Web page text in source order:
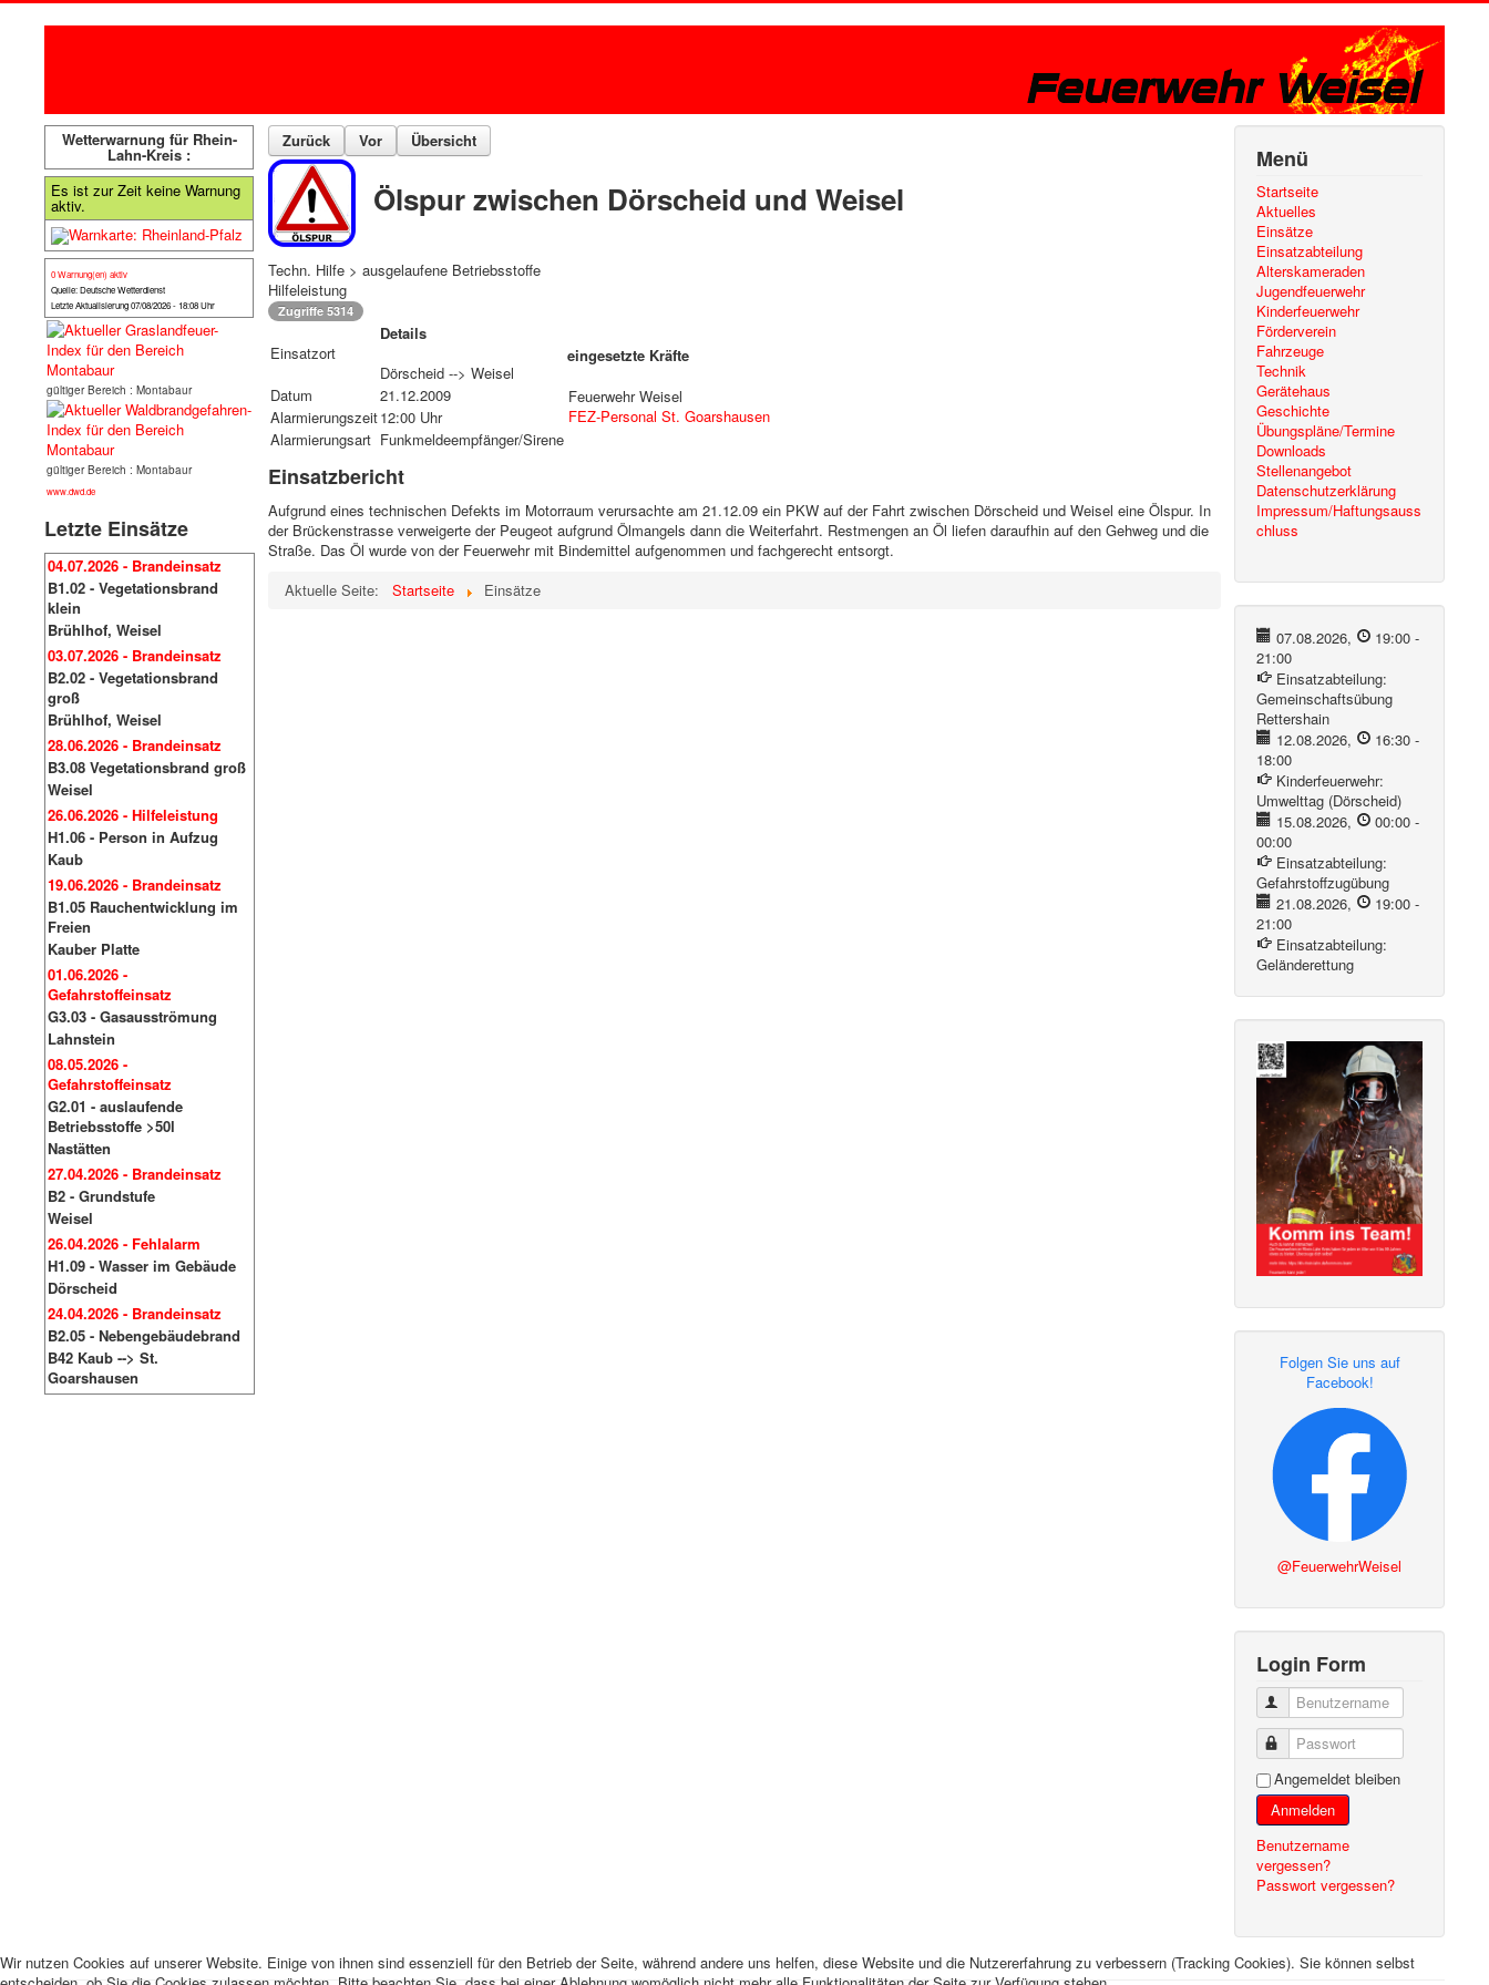
Wetterwarnung für Rhein-
Lahn-Kreis :
Es ist zur Zeit keine Warnung
aktiv.
0 Warnung(en) aktiv
Quelle: Deutsche Wetterdienst
Letzte Aktualisierung 07/08/2026 - 18:08 Uhr
gültiger Bereich : Montabaur
gültiger Bereich : Montabaur
www.dwd.de
Letzte Einsätze
04.07.2026 - Brandeinsatz
B1.02 - Vegetationsbrand
klein
Brühlhof, Weisel
03.07.2026 - Brandeinsatz
B2.02 - Vegetationsbrand
groß
Brühlhof, Weisel
28.06.2026 - Brandeinsatz
B3.08 Vegetationsbrand groß
Weisel
26.06.2026 - Hilfeleistung
H1.06 - Person in Aufzug
Kaub
19.06.2026 - Brandeinsatz
B1.05 Rauchentwicklung im
Freien
Kauber Platte
01.06.2026 -
Gefahrstoffeinsatz
G3.03 - Gasausströmung
Lahnstein
08.05.2026 -
Gefahrstoffeinsatz
G2.01 - auslaufende
Betriebsstoffe >50l
Nastätten
27.04.2026 - Brandeinsatz
B2 - Grundstufe
Weisel
26.04.2026 - Fehlalarm
H1.09 - Wasser im Gebäude
Dörscheid
24.04.2026 - Brandeinsatz
B2.05 - Nebengebäudebrand
B42 Kaub --> St.
Goarshausen
Zurück Vor Übersicht
Ölspur zwischen Dörscheid und Weisel
Techn. Hilfe > ausgelaufene Betriebsstoffe
Hilfeleistung
Zugriffe 5314
Einsatzort
Details
Dörscheid --> Weisel
Datum
21.12.2009
Alarmierungszeit12:00 Uhr
Alarmierungsart Funkmeldeempfänger/Sirene
eingesetzte Kräfte
Feuerwehr Weisel
FEZ-Personal St. Goarshausen
Einsatzbericht
Aufgrund eines technischen Defekts im Motorraum verursachte am 21.12.09 ein PKW auf der Fahrt zwischen Dörscheid und Weisel eine Ölspur. In
der Brückenstrasse verweigerte der Peugeot aufgrund Ölmangels dann die Weiterfahrt. Restmengen an Öl liefen daraufhin auf den Gehweg und die
Straße. Das Öl wurde von der Feuerwehr mit Bindemittel aufgenommen und fachgerecht entsorgt.
Aktuelle Seite:
Startseite Einsätze
Menü
Startseite
Aktuelles
Einsätze
Einsatzabteilung
Alterskameraden
Jugendfeuerwehr
Kinderfeuerwehr
Förderverein
Fahrzeuge
Technik
Gerätehaus
Geschichte
Übungspläne/Termine
Downloads
Stellenangebot
Datenschutzerklärung
Impressum/Haftungsauss
chluss
07.08.2026, 19:00-
21:00
Einsatzabteilung:
Gemeinschaftsübung
Rettershain
12.08.2026, 16:30-
18:00
Kinderfeuerwehr:
Umwelttag (Dörscheid)
15.08.2026, 00:00-
00:00
Einsatzabteilung:
Gefahrstoffzugübung
21.08.2026, 19:00-
21:00
Einsatzabteilung:
Geländerettung
Folgen Sie uns auf
Facebook!
@FeuerwehrWeisel
Login Form
Benutzername
Passwort
Angemeldet bleiben
Anmelden
Benutzername
vergessen?
Passwort vergessen?
Wir nutzen Cookies auf unserer Website. Einige von ihnen sind essenziell für den Betrieb der Seite, während andere uns helfen, diese Website und die Nutzererfahrung zu verbessern (Tracking Cookies). Sie können selbst